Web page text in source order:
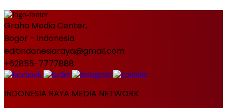
Graha Media Center,
Bogor - Indonesia
editindonesiaraya@gmail.com
+62855-7777888
INDONESIA RAYA MEDIA NETWORK